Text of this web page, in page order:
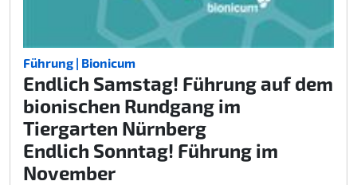
Führung | Bionicum
Endlich Samstag! Führung auf dem
bionischen Rundgang im
Tiergarten Nürnberg
Endlich Sonntag! Führung im
November